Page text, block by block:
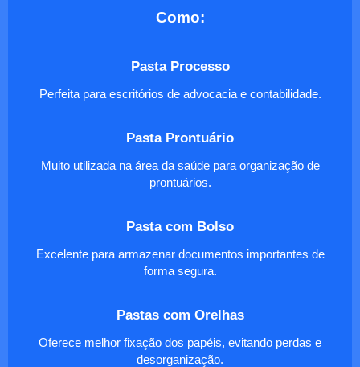
Como:
Pasta Processo
Perfeita para escritórios de advocacia e contabilidade.
Pasta Prontuário
Muito utilizada na área da saúde para organização de
prontuários.
Pasta com Bolso
Excelente para armazenar documentos importantes de
forma segura.
Pastas com Orelhas
Oferece melhor fixação dos papéis, evitando perdas e
desorganização.